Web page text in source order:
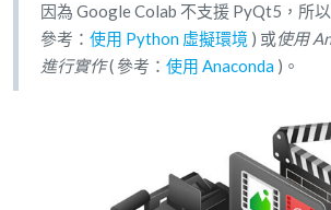
因為 Google Colab 不支援 PyQt5，所
參考： 使用 Python 虛擬環境 ) 或使用
進行實作( 參考： 使用 Anaconda )。